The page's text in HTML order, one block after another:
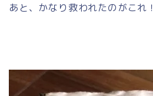
あと、かなり救われたのがこれ！